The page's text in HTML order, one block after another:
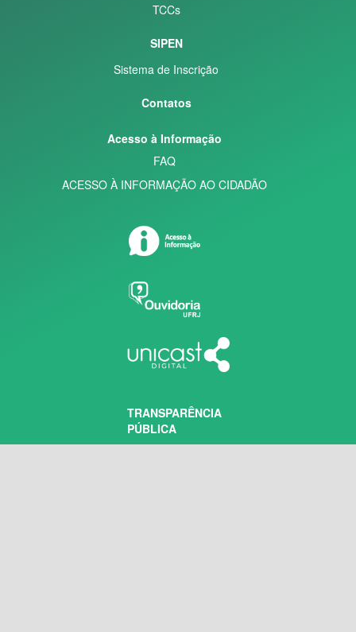
TCCs
SIPEN
Sistema de Inscrição
Contatos
Acesso à Informação
FAQ
ACESSO À INFORMAÇÃO AO CIDADÃO
TRANSPARÊNCIA
PÚBLICA